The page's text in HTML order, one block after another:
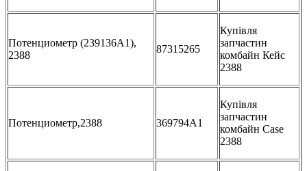
Потенциометр (239136A1),
2388
87315265
Купівля
запчастин
комбайн Кейс
2388
Потенциометр,2388 369794A1
Купівля
запчастин
комбайн Case
2388